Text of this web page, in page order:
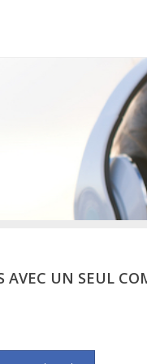
AVEC UN SEUL